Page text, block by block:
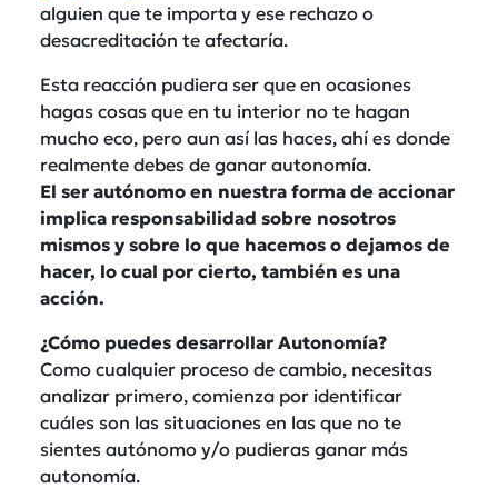
alguien que te importa y ese rechazo o
desacreditación te afectaría.
Esta reacción pudiera ser que en ocasiones
hagas cosas que en tu interior no te hagan
mucho eco, pero aun así las haces, ahí es donde
realmente debes de ganar autonomía.
El ser autónomo en nuestra forma de accionar
implica responsabilidad sobre nosotros
mismos y sobre lo que hacemos o dejamos de
hacer, lo cual por cierto, también es una
acción.
¿Cómo puedes desarrollar Autonomía?
Como cualquier proceso de cambio, necesitas
analizar primero, comienza por identificar
cuáles son las situaciones en las que no te
sientes autónomo y/o pudieras ganar más
autonomía.